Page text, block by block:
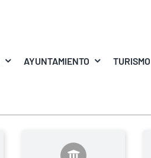
AYUNTAMIENTO TURISMO